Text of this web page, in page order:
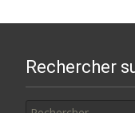
Rechercher